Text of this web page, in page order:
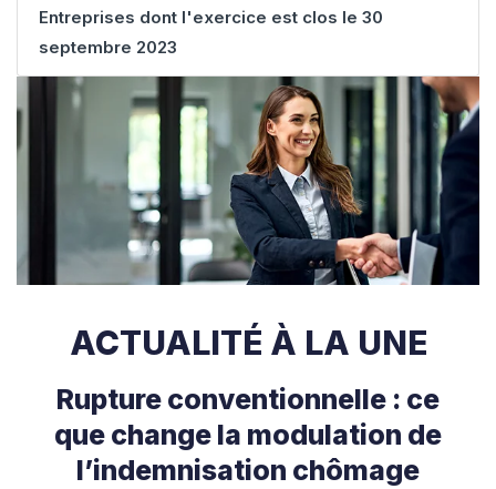
Entreprises dont l'exercice est clos le 30
septembre 2023
ACTUALITÉ À LA UNE
Rupture conventionnelle : ce
que change la modulation de
l’indemnisation chômage